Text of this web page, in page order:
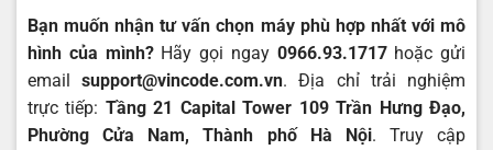
Bạn muốn nhận tư vấn chọn máy phù hợp nhất với mô
hình của mình?Hãy gọi ngay 0966.93.1717hoặc gửi
emailsupport@vincode.com.vn. Địa chỉ trải nghiệm
trực tiếp: Tầng 21 Capital Tower 109 Trần Hưng Đạo,
Phường Cửa Nam, Thành phố Hà Nội. Truy cập